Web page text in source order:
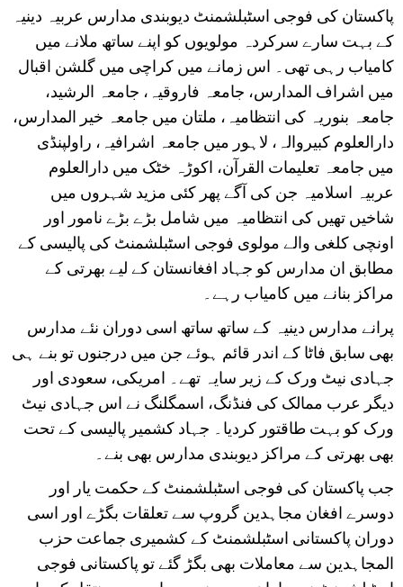
پاکستان کی فوجی اسٹبلشمنٹ دیوبندی مدارس عربیہ دینیہ
کے بہت سارے سرکردہ مولویوں کو اپنے ساتھ ملانے میں
کامیاب رہی تھی۔ اس زمانے میں کراچی میں گلشن اقبال
میں اشراف المدارس، جامعہ فاروقیہ، جامعہ الرشید،
جامعہ بنوریہ کی انتظامیہ، ملتان میں جامعہ خیر المدارس،
دارالعلوم کبیروالہ، لاہور میں جامعہ اشرافیہ، راولپنڈی
میں جامعہ تعلیمات القرآن، اکوڑہ خٹک میں دارالعلوم
عربیہ اسلامیہ جن کی آگے پھر کئی مزید شہروں میں
شاخیں تھیں کی انتظامیہ میں شامل بڑے بڑے نامور اور
اونچی کلغی والے مولوی فوجی اسٹبلشمنٹ کی پالیسی کے
مطابق ان مدارس کو جہاد افغانستان کے لیے بھرتی کے
مراکز بنانے میں کامیاب رہے۔
پرانے مدارس دینیہ کے ساتھ ساتھ اسی دوران نئے مدارس
بھی سابق فاٹا کے اندر قائم ہوئے جن میں درجنوں تو بنے ہی
جہادی نیٹ ورک کے زیر سایہ تھے۔ امریکی، سعودی اور
دیگر عرب ممالک کی فنڈنگ، اسمگلنگ نے اس جہادی نیٹ
ورک کو بہت طاقتور کردیا۔ جہاد کشمیر پالیسی کے تحت
بھی بھرتی کے مراکز دیوبندی مدارس بھی بنے۔
جب پاکستان کی فوجی اسٹبلشمنٹ کے حکمت یار اور
دوسرے افغان مجاہدین گروپ سے تعلقات بگڑے اور اسی
دوران پاکستانی اسٹبلشمنٹ کے کشمیری جماعت حزب
المجاہدین سے معاملات بھی بگڑ گئے تو پاکستانی فوجی